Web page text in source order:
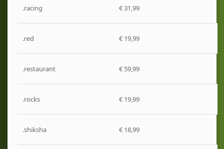
.racing € 31,99
.red € 19,99
.restaurant € 59,99
.rocks € 19,99
.shiksha € 18,99